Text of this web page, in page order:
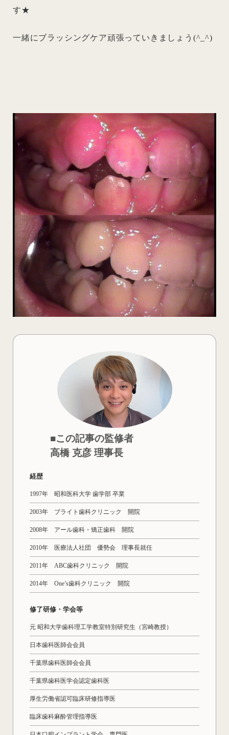
す★
一緒にブラッシングケア頑張っていきましょう(^_^)
■この記事の監修者
高橋 克彦 理事長
経歴
1997年 昭和医科大学 歯学部 卒業
2003年 ブライト歯科クリニック 開院
2008年 アール歯科・矯正歯科 開院
2010年 医療法人社団 優勢会 理事長就任
2011年 ABC歯科クリニック 開院
2014年 One’s歯科クリニック 開院
修了研修・学会等
元 昭和大学歯科理工学教室特別研究生（宮崎教授）
日本歯科医師会会員
千葉県歯科医師会会員
千葉県歯科医学会認定歯科医
厚生労働省認可臨床研修指導医
臨床歯科麻酔管理指導医